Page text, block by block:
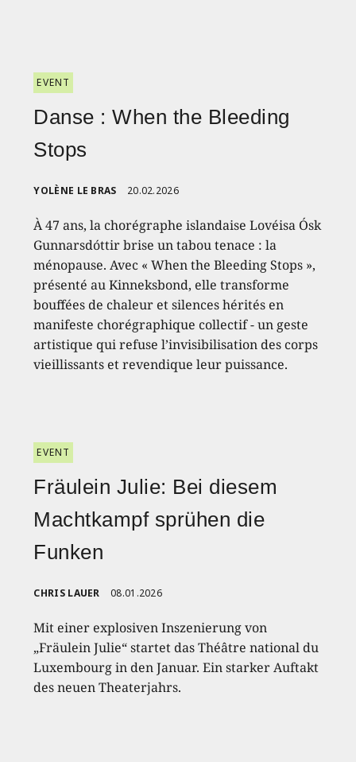
EVENT
Danse : When the Bleeding
Stops
YOLÈNE LE BRAS 20.02.2026
À 47 ans, la chorégraphe islandaise Lovéisa Ósk
Gunnarsdóttir brise un tabou tenace : la
ménopause. Avec « When the Bleeding Stops »,
présenté au Kinneksbond, elle transforme
bouffées de chaleur et silences hérités en
manifeste chorégraphique collectif - un geste
artistique qui refuse l’invisibilisation des corps
vieillissants et revendique leur puissance.
EVENT
Fräulein Julie: Bei diesem
Machtkampf sprühen die
Funken
CHRIS LAUER 08.01.2026
Mit einer explosiven Inszenierung von
„Fräulein Julie“ startet das Théâtre national du
Luxembourg in den Januar. Ein starker Auftakt
des neuen Theaterjahrs.